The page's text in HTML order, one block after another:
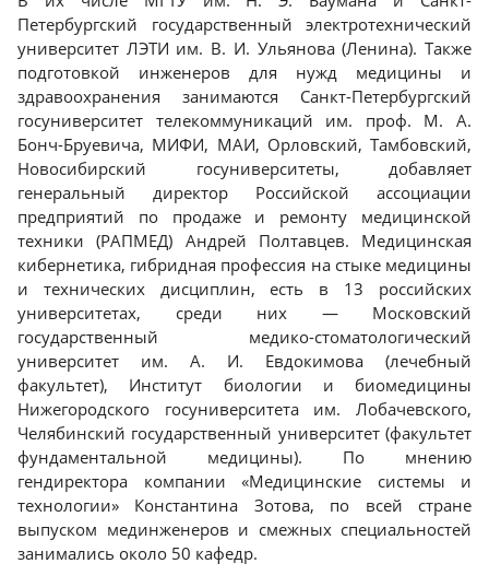
Петербургский государственный электротехнический
университет ЛЭТИ им. В. И. Ульянова (Ленина). Также
подготовкой инженеров для нужд медицины и
здравоохранения занимаются Санкт-Петербургский
госуниверситет телекоммуникаций им. проф. М. А.
Бонч-Бруевича, МИФИ, МАИ, Орловский, Тамбовский,
Новосибирский госуниверситеты, добавляет
генеральный директор Российской ассоциации
предприятий по продаже и ремонту медицинской
техники (РАПМЕД) Андрей Полтавцев. Медицинская
кибернетика, гибридная профессия на стыке медицины
и технических дисциплин, есть в 13 российских
университетах, среди них — Московский
государственный медико-стоматологический
университет им. А. И. Евдокимова (лечебный
факультет), Институт биологии и биомедицины
Нижегородского госуниверситета им. Лобачевского,
Челябинский государственный университет (факультет
фундаментальной медицины). По мнению
гендиректора компании «Медицинские системы и
технологии» Константина Зотова, по всей стране
выпуском мединженеров и смежных специальностей
занимались около 50 кафедр.